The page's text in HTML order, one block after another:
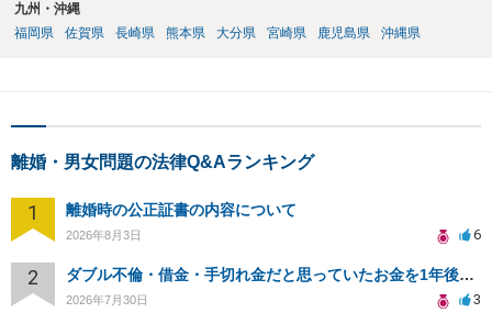
九州・沖縄
福岡県
佐賀県 長崎県 熊本県 大分県 宮崎県 鹿児島県 沖縄県
離婚・男女問題の法律Q&Aランキング
1 離婚時の公正証書の内容について
2026年8月3日 6
2 ダブル不倫・借金・手切れ金だと思っていたお金を1年後いまさら脅迫罪として通知書が来てまとめて請求
2026年7月30日 3